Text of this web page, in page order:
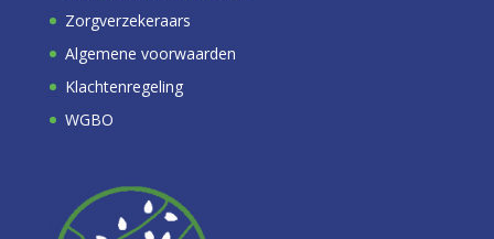
Zorgverzekeraars
Algemene voorwaarden
Klachtenregeling
WGBO